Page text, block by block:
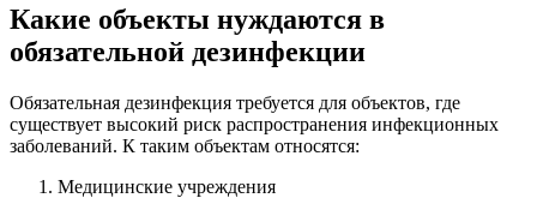
Какие объекты нуждаются в
обязательной дезинфекции
Обязательная дезинфекция требуется для объектов, где
существует высокий риск распространения инфекционных
заболеваний. К таким объектам относятся:
Медицинские учреждения